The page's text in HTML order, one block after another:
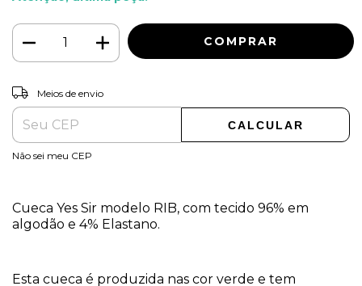
Entregas para o CEP:
Meios de envio
CALCULAR
Não sei meu CEP
Cueca Yes Sir modelo RIB, com tecido 96% em
algodão e 4% Elastano.
Esta cueca é produzida nas cor verde e tem